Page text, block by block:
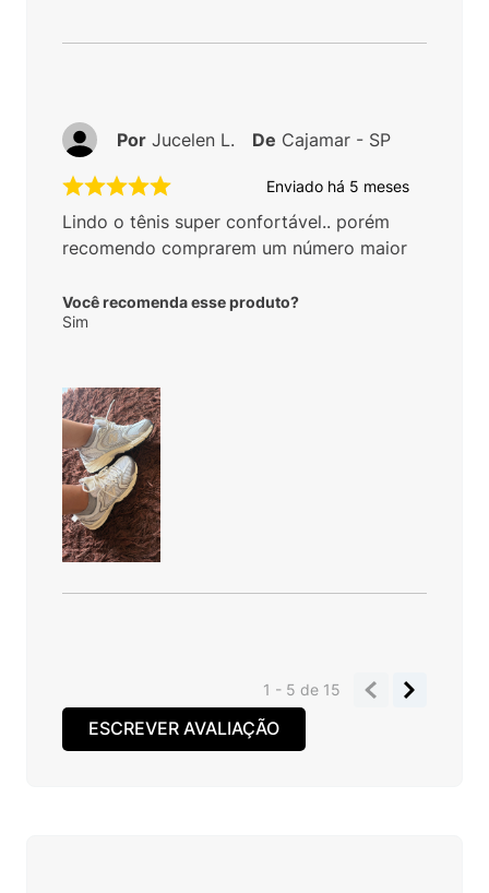
Enviado há 5 meses
Lindo o tênis super confortável.. porém
recomendo comprarem um número maior
Você recomenda esse produto?
Sim
Por Jucelen L. De Cajamar - SP
1 - 5de 15
ESCREVER AVALIAÇÃO